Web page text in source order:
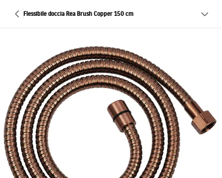
Flessibile doccia Rea Brush Copper 150 cm